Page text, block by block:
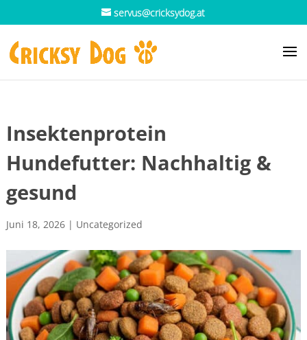
servus@cricksydog.at
Insektenprotein
Hundefutter: Nachhaltig &
gesund
Juni 18, 2026| Uncategorized